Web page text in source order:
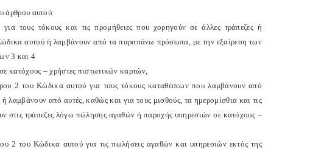
άρθρου αυτού:
τους τόκους και τις προμήθειες που χορηγούν σε άλλες τράπεζες ή
αυτού ή λαμβάνουν από τα παραπάνω πρόσωπα, με την εξαίρεση των
3 και 4
κατόχους – χρήστες πιστωτικών καρτών,
2 του Κώδικα αυτού για τους τόκους καταθέσεων που λαμβάνουν από
λαμβάνουν από αυτές, καθώς και για τους μισθούς, τα ημερομίσθια και τις
στις τράπεζες λόγω πώλησης αγαθών ή παροχής υπηρεσιών σε κατόχους –
2 του Κώδικα αυτού για τις πωλήσεις αγαθών και υπηρεσιών εκτός της